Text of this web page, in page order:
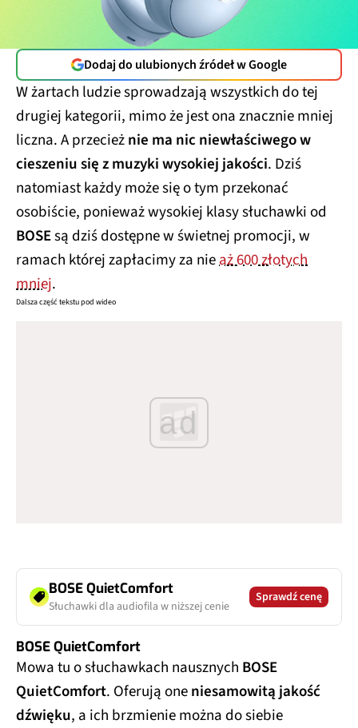
Dodaj do ulubionych źródeł w Google
W żartach ludzie sprowadzają wszystkich do tej
drugiej kategorii, mimo że jest ona znacznie mniej
liczna. A przecieżnie ma nic niewłaściwego w
cieszeniu się z muzyki wysokiej jakości. Dziś
natomiast każdy może się o tym przekonać
osobiście, ponieważ wysokiej klasy słuchawki od
BOSEsą dziś dostępne w świetnej promocji, w
ramach której zapłacimy za nieaż 600 złotych
mniej.
Dalsza część tekstu pod wideo
ad
BOSE QuietComfort
Słuchawki dla audiofila w niższej cenie
Sprawdź cenę
BOSE QuietComfort
Mowa tu o słuchawkach nausznych BOSE
QuietComfort. Oferują oneniesamowitą jakość
dźwięku, a ich brzmienie można do siebie